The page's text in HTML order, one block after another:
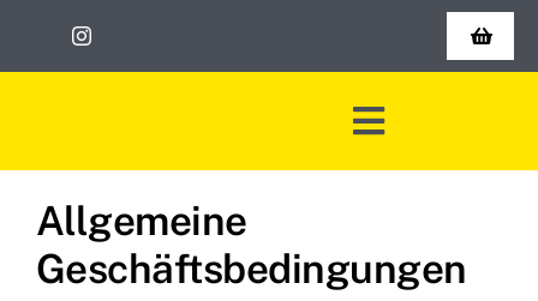
springen
Toggle
Kasse
AGB
Toggle
Navigation
Start
Leistungen
Allgemeine
Geschäftsbedingungen